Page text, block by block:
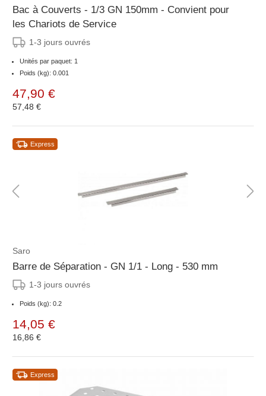
Bac à Couverts - 1/3 GN 150mm - Convient pour
les Chariots de Service
1-3 jours ouvrés
Unités par paquet: 1
Poids (kg): 0.001
47,90 €
57,48 €
Express
Saro
Barre de Séparation - GN 1/1 - Long - 530 mm
1-3 jours ouvrés
Poids (kg): 0.2
14,05 €
16,86 €
Express